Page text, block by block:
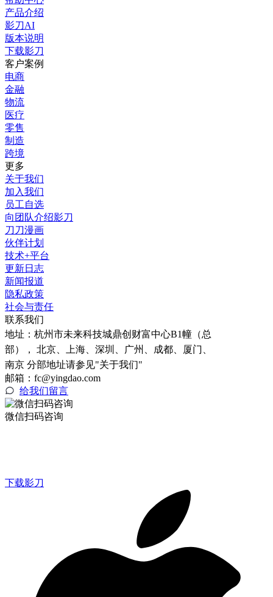
产品介绍
影刀AI
版本说明
下载影刀
客户案例
电商
金融
物流
医疗
零售
制造
跨境
更多
关于我们
加入我们
员工自选
向团队介绍影刀
刀刀漫画
伙伴计划
技术+平台
更新日志
新闻报道
隐私政策
社会与责任
联系我们
地址： 杭州市未来科技城鼎创财富中心B1幢（总
部）， 北京、上海、深圳、广州、成都、厦门、
南京 分部地址请参见"关于我们"
邮箱：fc@yingdao.com
给我们留言
微信扫码咨询
下载影刀